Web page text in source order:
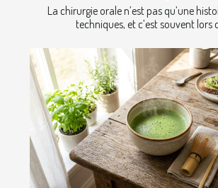
La chirurgie orale n’est pas qu’une
techniques, et c’est souvent lors